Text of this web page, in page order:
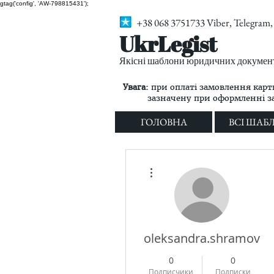
gtag('config', 'AW-798815431');
+38 068 3751733 Viber,
UkrLegist
Якісні шаблони юридичних
Увага: при оплаті замовлення
зазначену при оформленні
ГОЛОВНА ВСІ
oleksandra.shramova
0
Подписчики
0
Подписки